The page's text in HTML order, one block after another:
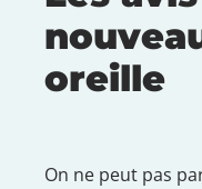
oreille
On ne peut pas